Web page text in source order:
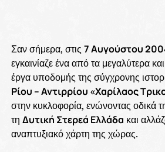
Σαν σήμερα, στις 7 Αυγούστου
εγκαινίαζε ένα από τα μεγαλύτερα
έργα υποδομής της σύγχρονης
Ρίου – Αντιρρίου «Χαρίλαος
στην κυκλοφορία, ενώνοντας οδικά
τη Δυτική Στερεά Ελλάδα και
αναπτυξιακό χάρτη της χώρας.